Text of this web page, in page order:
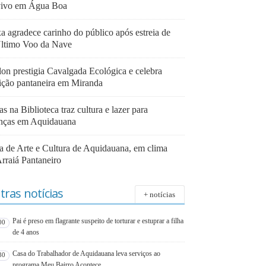
em Água Boa
agradece carinho do público após estreia de
Voo da Nave
prestigia Cavalgada Ecológica e celebra
pantaneira em Miranda
na Biblioteca traz cultura e lazer para
em Aquidauana
de Arte e Cultura de Aquidauana, em clima
Pantaneiro
notícias + notícias
Pai é preso em flagrante suspeito de torturar e estuprar a filha
de 4 anos
Casa do Trabalhador de Aquidauana leva serviços ao